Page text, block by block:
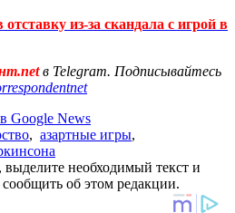
из-за скандала с игрой в
в Telegram. Подписывайтесь
Google News
, азартные игры,
необходимый текст и
об этом редакции.